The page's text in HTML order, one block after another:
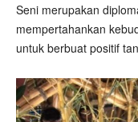
Seni merupakan
mempertahankan
untuk berbuat positif